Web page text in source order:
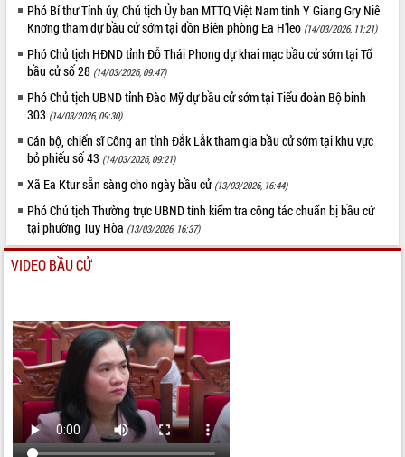
Phó Bí thư Tỉnh ủy, Chủ tịch Ủy ban MTTQ Việt Nam tỉnh Y Giang Gry Niê
Knơng tham dự bầu cử sớm tại đồn Biên phòng Ea H’leo (14/03/2026, 11:21)
Phó Chủ tịch HĐND tỉnh Đỗ Thái Phong dự khai mạc bầu cử sớm tại Tổ
bầu cử số 28 (14/03/2026, 09:47)
Phó Chủ tịch UBND tỉnh Đào Mỹ dự bầu cử sớm tại Tiểu đoàn Bộ binh
303 (14/03/2026, 09:30)
Cán bộ, chiến sĩ Công an tỉnh Đắk Lắk tham gia bầu cử sớm tại khu vực
bỏ phiếu số 43 (14/03/2026, 09:21)
Xã Ea Ktur sẵn sàng cho ngày bầu cử (13/03/2026, 16:44)
Phó Chủ tịch Thường trực UBND tỉnh kiểm tra công tác chuẩn bị bầu cử
tại phường Tuy Hòa (13/03/2026, 16:37)
VIDEO BẦU CỬ